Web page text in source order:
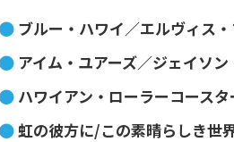
ブルー・ハワイ／エルヴィス
アイム・ユアーズ／ジェイソン
ハワイアン・ローラーコース
虹の彼方に/この素晴らしき世